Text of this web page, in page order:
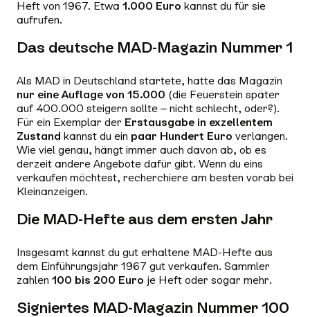
Heft von 1967. Etwa 1.000 Euro kannst du für sie
aufrufen.
Das deutsche MAD-Magazin Nummer 1
Als MAD in Deutschland startete, hatte das Magazin
nur eine Auflage von 15.000 (die Feuerstein später
auf 400.000 steigern sollte – nicht schlecht, oder?).
Für ein Exemplar der Erstausgabe in exzellentem
Zustand kannst du ein paar Hundert Euro verlangen.
Wie viel genau, hängt immer auch davon ab, ob es
derzeit andere Angebote dafür gibt. Wenn du eins
verkaufen möchtest, recherchiere am besten vorab bei
Kleinanzeigen.
Die MAD-Hefte aus dem ersten Jahr
Insgesamt kannst du gut erhaltene MAD-Hefte aus
dem Einführungsjahr 1967 gut verkaufen. Sammler
zahlen 100 bis 200 Euro je Heft oder sogar mehr.
Signiertes MAD-Magazin Nummer 100